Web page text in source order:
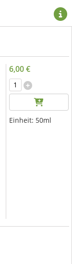
6,00 €
Einheit: 50ml